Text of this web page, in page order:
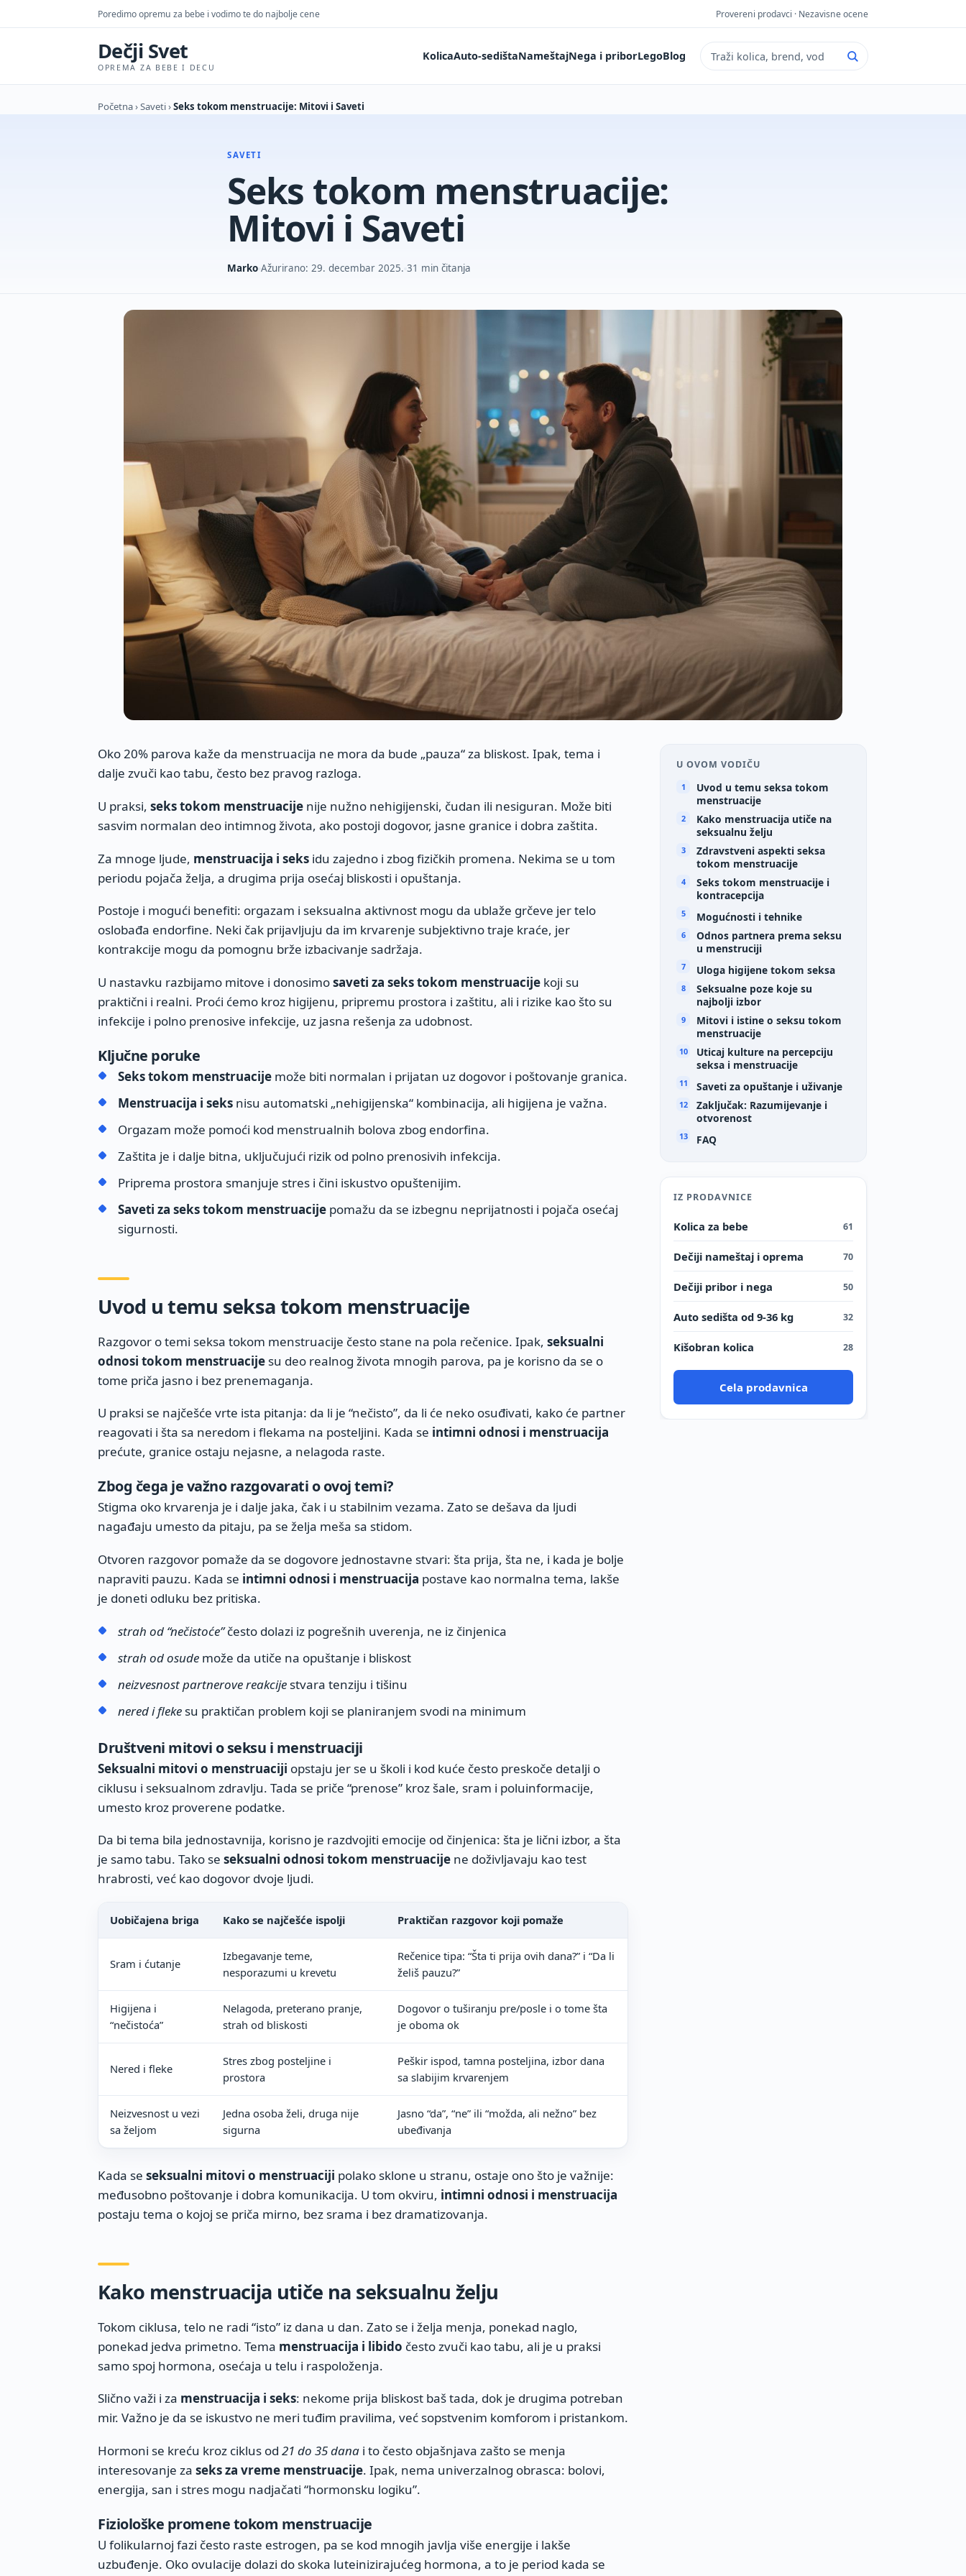
Poredimo opremu za bebe i vodimo te do najbolje cene Provereni prodavci · Nezavisne ocene
Dečji Svet
OPREMA ZA BEBE I DECU
KolicaAuto-sedištaNameštajNega i priborLegoBlog
Pretraga sajta
Početna›Saveti›Seks tokom menstruacije: Mitovi i Saveti
SAVETI
Seks tokom menstruacije:
Mitovi i Saveti
Marko Ažurirano: 29. decembar 2025. 31 min čitanja
Oko 20% parova kaže da menstruacija ne mora da bude „pauza“ za bliskost. Ipak, tema i
dalje zvuči kao tabu, često bez pravog razloga.
U praksi, seks tokom menstruacije nije nužno nehigijenski, čudan ili nesiguran. Može biti
sasvim normalan deo intimnog života, ako postoji dogovor, jasne granice i dobra zaštita.
Za mnoge ljude, menstruacija i seks idu zajedno i zbog fizičkih promena. Nekima se u tom
periodu pojača želja, a drugima prija osećaj bliskosti i opuštanja.
Postoje i mogući benefiti: orgazam i seksualna aktivnost mogu da ublaže grčeve jer telo
oslobađa endorfine. Neki čak prijavljuju da im krvarenje subjektivno traje kraće, jer
kontrakcije mogu da pomognu brže izbacivanje sadržaja.
U nastavku razbijamo mitove i donosimosaveti za seks tokom menstruacije koji su
praktični i realni. Proći ćemo kroz higijenu, pripremu prostora i zaštitu, ali i rizike kao što su
infekcije i polno prenosive infekcije, uz jasna rešenja za udobnost.
Ključne poruke
Seks tokom menstruacije može biti normalan i prijatan uz dogovor i poštovanje granica.
Menstruacija i seks nisu automatski „nehigijenska“ kombinacija, ali higijena je važna.
Orgazam može pomoći kod menstrualnih bolova zbog endorfina.
Zaštita je i dalje bitna, uključujući rizik od polno prenosivih infekcija.
Priprema prostora smanjuje stres i čini iskustvo opuštenijim.
Saveti za seks tokom menstruacije pomažu da se izbegnu neprijatnosti i pojača osećaj
sigurnosti.
Uvod u temu seksa tokom menstruacije
Razgovor o temi seksa tokom menstruacije često stane na pola rečenice. Ipak, seksualni
odnosi tokom menstruacije su deo realnog života mnogih parova, pa je korisno da se o
tome priča jasno i bez prenemaganja.
U praksi se najčešće vrte ista pitanja: da li je “nečisto”, da li će neko osuđivati, kako će partner
reagovati i šta sa neredom i flekama na posteljini. Kada se intimni odnosi i menstruacija
prećute, granice ostaju nejasne, a nelagoda raste.
Zbog čega je važno razgovarati o ovoj temi?
Stigma oko krvarenja je i dalje jaka, čak i u stabilnim vezama. Zato se dešava da ljudi
nagađaju umesto da pitaju, pa se želja meša sa stidom.
Otvoren razgovor pomaže da se dogovore jednostavne stvari: šta prija, šta ne, i kada je bolje
napraviti pauzu. Kada se intimni odnosi i menstruacija postave kao normalna tema, lakše
je doneti odluku bez pritiska.
strah od “nečistoće”često dolazi iz pogrešnih uverenja, ne iz činjenica
strah od osude može da utiče na opuštanje i bliskost
neizvesnost partnerove reakcije stvara tenziju i tišinu
nered i fleke su praktičan problem koji se planiranjem svodi na minimum
Društveni mitovi o seksu i menstruaciji
Seksualni mitovi o menstruaciji opstaju jer se u školi i kod kuće često preskoče detalji o
ciklusu i seksualnom zdravlju. Tada se priče “prenose” kroz šale, sram i poluinformacije,
umesto kroz proverene podatke.
Da bi tema bila jednostavnija, korisno je razdvojiti emocije od činjenica: šta je lični izbor, a šta
je samo tabu. Tako se seksualni odnosi tokom menstruacije ne doživljavaju kao test
hrabrosti, već kao dogovor dvoje ljudi.
Uobičajena briga Kako se najčešće ispolji Praktičan razgovor koji pomaže
Sram i ćutanje
Izbegavanje teme,
nesporazumi u krevetu
Rečenice tipa: “Šta ti prija ovih dana?” i “Da li
želiš pauzu?”
Higijena i
“nečistoća”
Nelagoda, preterano pranje,
strah od bliskosti
Dogovor o tuširanju pre/posle i o tome šta
je oboma ok
Nered i fleke
Stres zbog posteljine i
prostora
Peškir ispod, tamna posteljina, izbor dana
sa slabijim krvarenjem
Neizvesnost u vezi
sa željom
Jedna osoba želi, druga nije
sigurna
Jasno “da”, “ne” ili “možda, ali nežno” bez
ubeđivanja
Kada se seksualni mitovi o menstruaciji polako sklone u stranu, ostaje ono što je važnije:
međusobno poštovanje i dobra komunikacija. U tom okviru, intimni odnosi i menstruacija
postaju tema o kojoj se priča mirno, bez srama i bez dramatizovanja.
Kako menstruacija utiče na seksualnu želju
Tokom ciklusa, telo ne radi “isto” iz dana u dan. Zato se i želja menja, ponekad naglo,
ponekad jedva primetno. Tema menstruacija i libido često zvuči kao tabu, ali je u praksi
samo spoj hormona, osećaja u telu i raspoloženja.
Slično važi i za menstruacija i seks: nekome prija bliskost baš tada, dok je drugima potreban
mir. Važno je da se iskustvo ne meri tuđim pravilima, već sopstvenim komforom i pristankom.
Hormoni se kreću kroz ciklus od 21 do 35 dana i to često objašnjava zašto se menja
interesovanje za seks za vreme menstruacije. Ipak, nema univerzalnog obrasca: bolovi,
energija, san i stres mogu nadjačati “hormonsku logiku”.
Fiziološke promene tokom menstruacije
U folikularnoj fazi često raste estrogen, pa se kod mnogih javlja više energije i lakše
uzbuđenje. Oko ovulacije dolazi do skoka luteinizirajućeg hormona, a to je period kada se
U OVOM VODIČU
Uvod u temu seksa tokom
menstruacije
Kako menstruacija utiče na
seksualnu želju
Zdravstveni aspekti seksa
tokom menstruacije
Seks tokom menstruacije i
kontracepcija
Mogućnosti i tehnike
Odnos partnera prema seksu
u menstruciji
Uloga higijene tokom seksa
Seksualne poze koje su
najbolji izbor
Mitovi i istine o seksu tokom
menstruacije
Uticaj kulture na percepciju
seksa i menstruacije
Saveti za opuštanje i uživanje
Zaključak: Razumijevanje i
otvorenost
FAQ
IZ PRODAVNICE
Kolica za bebe 61
Dečiji nameštaj i oprema 70
Dečiji pribor i nega 50
Auto sedišta od 9-36 kg 32
Kišobran kolica 28
Cela prodavnica